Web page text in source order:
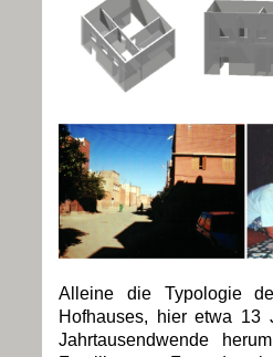
Alleine die Typologie
Hofhauses, hier etwa 13
Jahrtausendwende